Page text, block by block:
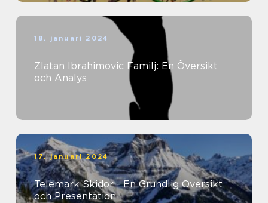
18. januari 2024
Zlatan Ibrahimovic Familj: En Översikt
och Analys
17. januari 2024
Telemark Skidor - En Grundlig Översikt
och Presentation